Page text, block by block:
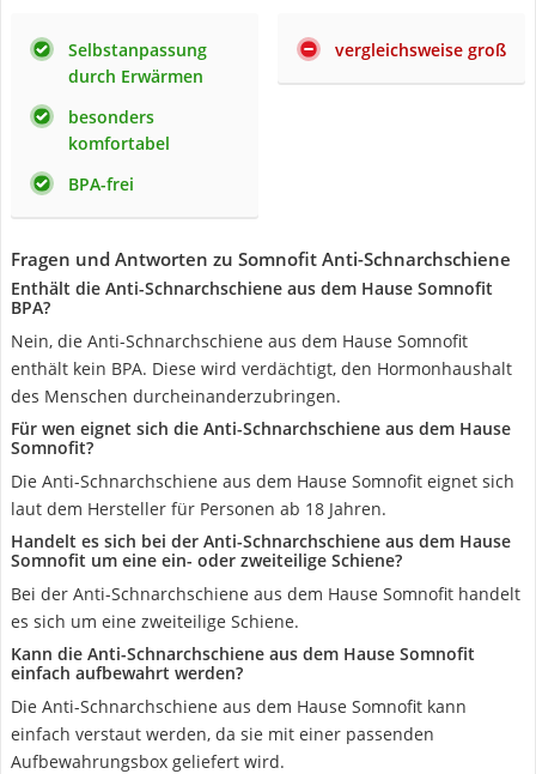
Selbstanpassung
durch Erwärmen
besonders
komfortabel
BPA-frei
vergleichsweise groß
Fragen und Antworten zu Somnofit Anti-Schnarchschiene
Enthält die Anti-Schnarchschiene aus dem Hause Somnofit
BPA?
Nein, die Anti-Schnarchschiene aus dem Hause Somnofit
enthält kein BPA. Diese wird verdächtigt, den Hormonhaushalt
des Menschen durcheinanderzubringen.
Für wen eignet sich die Anti-Schnarchschiene aus dem Hause
Somnofit?
Die Anti-Schnarchschiene aus dem Hause Somnofit eignet sich
laut dem Hersteller für Personen ab 18 Jahren.
Handelt es sich bei der Anti-Schnarchschiene aus dem Hause
Somnofit um eine ein- oder zweiteilige Schiene?
Bei der Anti-Schnarchschiene aus dem Hause Somnofit handelt
es sich um eine zweiteilige Schiene.
Kann die Anti-Schnarchschiene aus dem Hause Somnofit
einfach aufbewahrt werden?
Die Anti-Schnarchschiene aus dem Hause Somnofit kann
einfach verstaut werden, da sie mit einer passenden
Aufbewahrungsbox geliefert wird.